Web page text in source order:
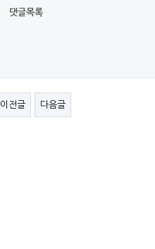
댓글목록
이전글 다음글